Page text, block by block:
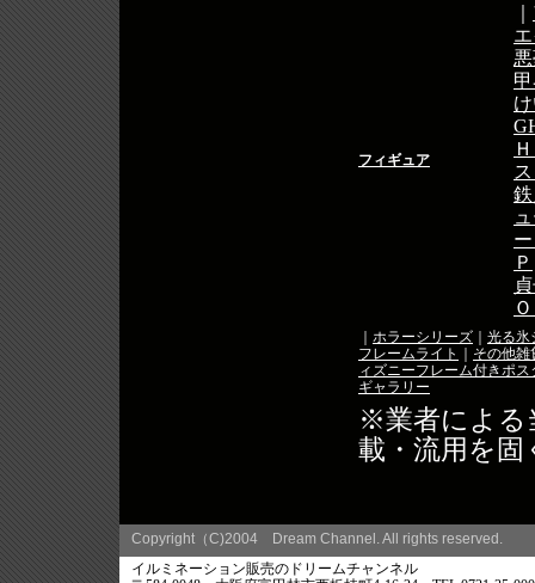
フィギュア
悪
Ｐ
ホラーシリーズ
光る氷
フレームライト
その他雑
ィズニーフレーム付きポス
ギャラリー
※業者による
載・流用を
Copyright（C)2004 Dream Channel. All rights reserved.
イルミネーション販売のドリームチャンネル